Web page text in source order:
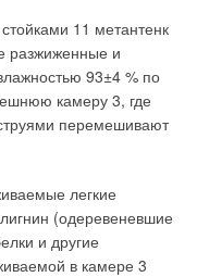
11 метантенк
разжиженные и
93±4 % по
камеру 3, где
перемешивают
легкие
(одеревеневшие
и другие
в камере 3